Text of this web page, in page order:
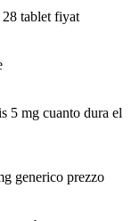
tablet fiyat
5 mg cuanto dura el
generico prezzo